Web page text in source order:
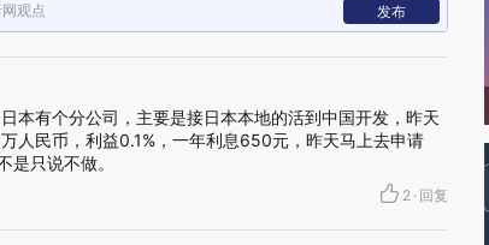
观点 发布
本有个分公司，主要是接日本本地的活到中国开发，昨天
人民币，利益0.1%，一年利息650元，昨天马上去申请
是只说不做。
2 · 回复